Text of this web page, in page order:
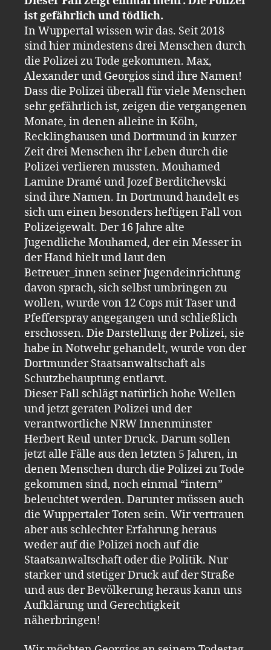
ist gefährlich und tödlich.
In Wuppertal wissen wir das. Seit 2018
sind hier mindestens drei Menschen durch
die Polizei zu Tode gekommen. Max,
Alexander und Georgios sind ihre Namen!
Dass die Polizei überall für viele Menschen
sehr gefährlich ist, zeigen die vergangenen
Monate, in denen alleine in Köln,
Recklinghausen und Dortmund in kurzer
Zeit drei Menschen ihr Leben durch die
Polizei verlieren mussten. Mouhamed
Lamine Dramé und Jozef Berditchevski
sind ihre Namen. In Dortmund handelt es
sich um einen besonders heftigen Fall von
Polizeigewalt. Der 16 Jahre alte
Jugendliche Mouhamed, der ein Messer in
der Hand hielt und laut den
Betreuer_innen seiner Jugendeinrichtung
davon sprach, sich selbst umbringen zu
wollen, wurde von 12 Cops mit Taser und
Pfefferspray angegangen und schließlich
erschossen. Die Darstellung der Polizei, sie
habe in Notwehr gehandelt, wurde von der
Dortmunder Staatsanwaltschaft als
Schutzbehauptung entlarvt.
Dieser Fall schlägt natürlich hohe Wellen
und jetzt geraten Polizei und der
verantwortliche NRW Innenminster
Herbert Reul unter Druck. Darum sollen
jetzt alle Fälle aus den letzten 5 Jahren, in
denen Menschen durch die Polizei zu Tode
gekommen sind, noch einmal “intern”
beleuchtet werden. Darunter müssen auch
die Wuppertaler Toten sein. Wir vertrauen
aber aus schlechter Erfahrung heraus
weder auf die Polizei noch auf die
Staatsanwaltschaft oder die Politik. Nur
starker und stetiger Druck auf der Straße
und aus der Bevölkerung heraus kann uns
Aufklärung und Gerechtigkeit
näherbringen!